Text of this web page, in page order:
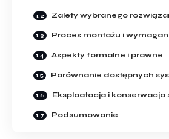
Zalety wybranego
Proces montażu i
Aspekty formalne i prawne
Porównanie dostępnych
Eksploatacja i konserwacja
Podsumowanie